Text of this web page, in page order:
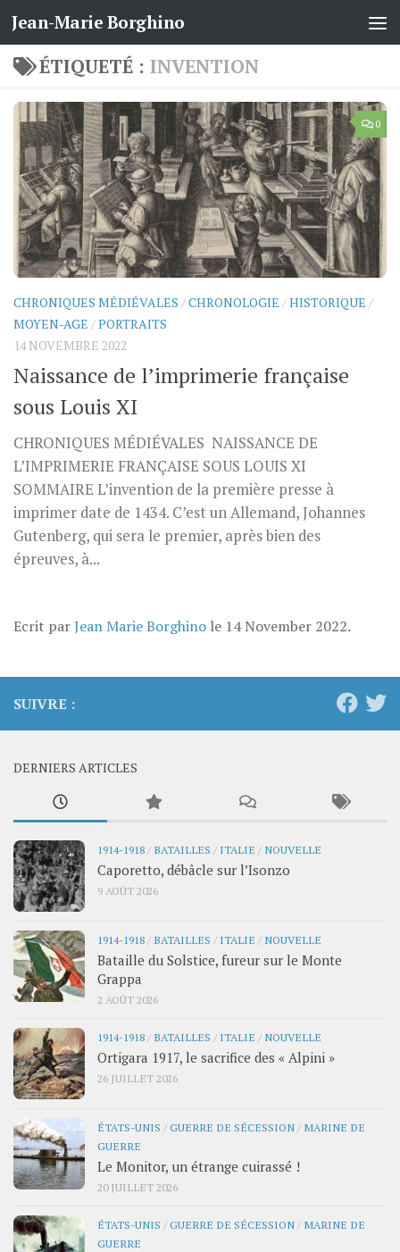
Skip to content
Jean-Marie Borghino
ÉTIQUETÉ : INVENTION
0
CHRONIQUES MÉDIÉVALES /CHRONOLOGIE /HISTORIQUE /
MOYEN-AGE /PORTRAITS
14 NOVEMBRE 2022
Naissance de l’imprimerie française
sous Louis XI
CHRONIQUES MÉDIÉVALES NAISSANCE DE
L’IMPRIMERIE FRANÇAISE SOUS LOUIS XI
SOMMAIRE L’invention de la première presse à
imprimer date de 1434. C’est un Allemand, Johannes
Gutenberg, qui sera le premier, après bien des
épreuves, à...
Ecrit parJean Marie Borghino le 14 November 2022.
SUIVRE :
DERNIERS ARTICLES
1914-1918 / BATAILLES / ITALIE / NOUVELLE
Caporetto, débâcle sur l’Isonzo
9 AOÛT 2026
1914-1918 / BATAILLES / ITALIE / NOUVELLE
Bataille du Solstice, fureur sur le Monte
Grappa
2 AOÛT 2026
1914-1918 / BATAILLES / ITALIE / NOUVELLE
Ortigara 1917, le sacrifice des « Alpini »
26 JUILLET 2026
ÉTATS-UNIS /GUERRE DE SÉCESSION / MARINE DE
GUERRE
Le Monitor, un étrange cuirassé !
20 JUILLET 2026
ÉTATS-UNIS /GUERRE DE SÉCESSION / MARINE DE
GUERRE